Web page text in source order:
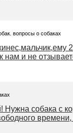
вопросы о собаках
и не
Нужна собака с